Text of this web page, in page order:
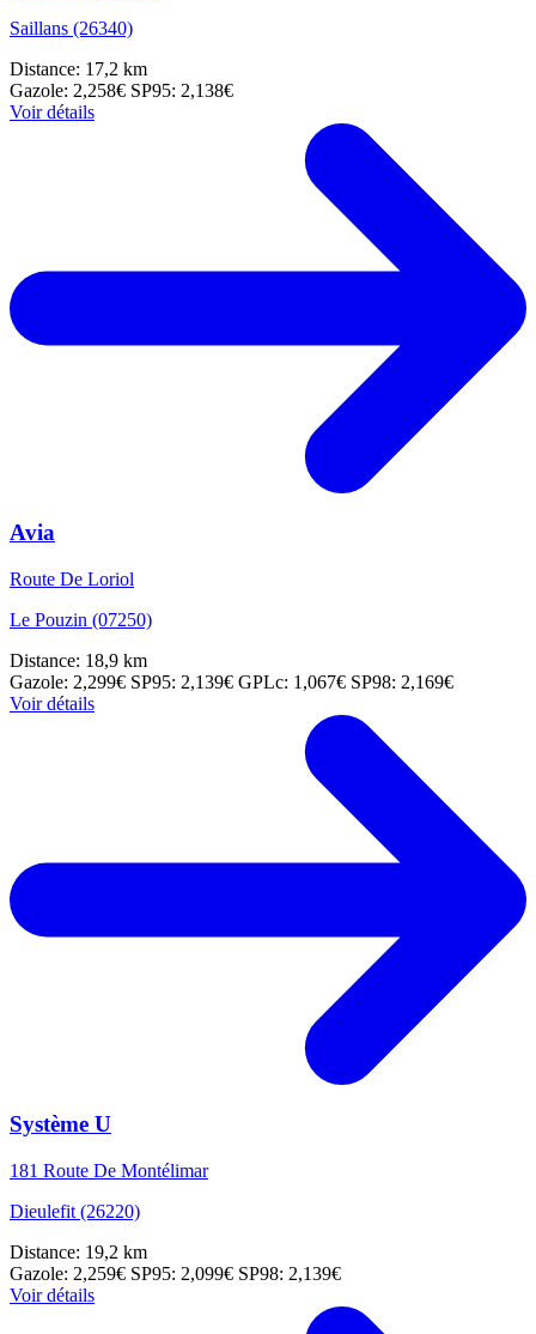
Saillans (26340)
Distance: 17,2 km
Gazole: 2,258€ SP95: 2,138€
Voir détails
Avia
Route De Loriol
Le Pouzin (07250)
Distance: 18,9 km
Gazole: 2,299€ SP95: 2,139€ GPLc: 1,067€ SP98: 2,169€
Voir détails
Système U
181 Route De Montélimar
Dieulefit (26220)
Distance: 19,2 km
Gazole: 2,259€ SP95: 2,099€ SP98: 2,139€
Voir détails